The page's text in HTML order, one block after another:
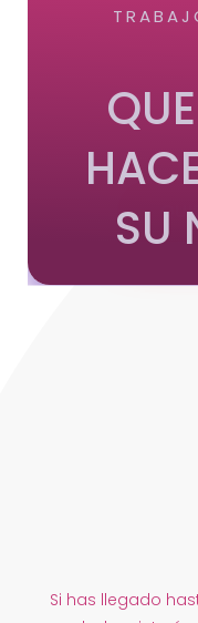
SU
Si has llegado